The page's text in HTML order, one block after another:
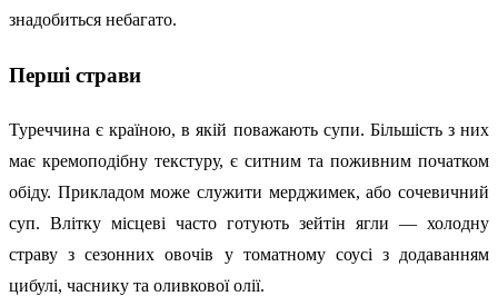
знадобиться небагато.
Перші страви
Туреччина є країною, в якій поважають супи. Більшість з них
має кремоподібну текстуру, є ситним та поживним початком
обіду. Прикладом може служити мерджимек, або сочевичний
суп. Влітку місцеві часто готують зейтін ягли — холодну
страву з сезонних овочів у томатному соусі з додаванням
цибулі, часнику та оливкової олії.